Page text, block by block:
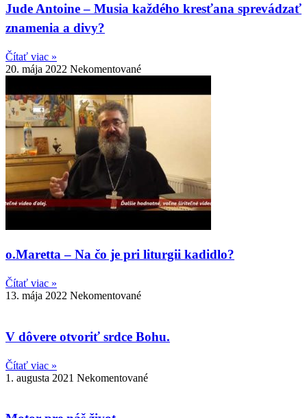
Jude Antoine – Musia každého kresťana sprevádzať
znamenia a divy?
Čítať viac »
20. mája 2022 Nekomentované
o.Maretta – Na čo je pri liturgii kadidlo?
Čítať viac »
13. mája 2022 Nekomentované
V dôvere otvoriť srdce Bohu.
Čítať viac »
1. augusta 2021 Nekomentované